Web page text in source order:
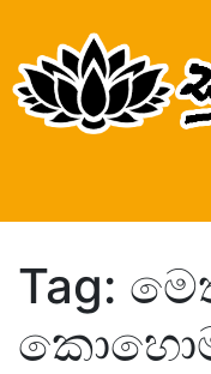
Tag: